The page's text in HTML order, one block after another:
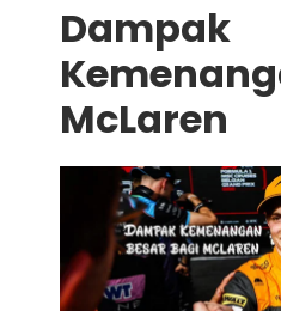
Dampak
McLaren